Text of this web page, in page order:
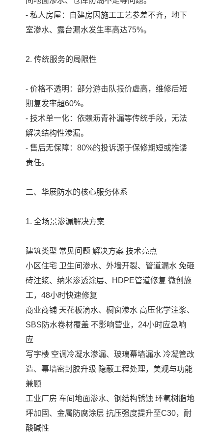
- 私人房屋：自建房因施工工艺参差不齐，地下
室渗水、露台漏水发生率高达75%。
2. 传统服务的局限性
- 价格不透明：部分游击队报价虚高，维修后短
期复发率超60%。
- 技术单一化：依赖沥青补漏等传统手段，无法
解决结构性渗漏。
- 售后无保障：80%的投诉源于保修期短或推诿
责任。
二、华展防水的核心服务体系
1. 全场景渗漏解决方案
建筑类型 常见问题 解决方案 技术亮点
小区住宅 卫生间渗水、外墙开裂、管道漏水 免砸
砖注浆、纳米渗透涂层、HDPE管道修复 微创施
工，48小时快速修复
商业商铺 天花板滴水、橱窗渗水 高压化学注浆、
SBS防水卷材覆盖 不影响营业，24小时应急响
应
写字楼 空调冷凝水渗漏、玻璃幕墙漏水 冷凝管改
造、幕墙密封胶升级 隐蔽工程处理，美观与功能
兼顾
工业厂房 车间地面渗水、钢结构锈蚀 环氧树脂地
坪加固、金属防腐涂层 抗压强度提升至C30，耐
酸碱性